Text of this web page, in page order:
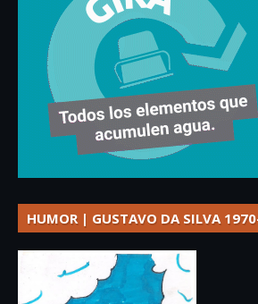
HUMOR | GUSTAVO DA SILVA